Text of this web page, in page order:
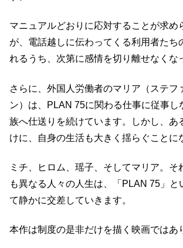
マニュアルどおりに応対することが求め
が、電話越しに伝わってくる利用者たち
れるうち、次第に感情を切り離せなくな
さらに、外国人労働者のマリア（ステフ
ン）は、PLAN 75に関わる仕事に従事し
族へ仕送りを続けています。しかし、あ
けに、自身の生活も大きく揺らぐことに
ミチ、ヒロム、瑶子、そしてマリア。そ
も異なる人々の人生は、「PLAN 75」と
て静かに交差していきます。
本作は制度の是非だけを描く映画ではあ